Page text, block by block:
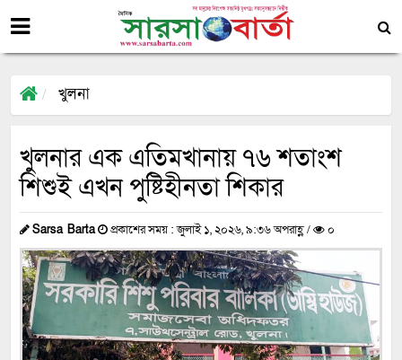
খুলনা
খুলনার এক এতিমখানায় ৭৬ শতাংশ
শিশুই এখন পুষ্টিহীনতা শিকার
Sarsa Barta প্রকাশের সময় : জুলাই ১, ২০২৬, ৯:৩৬ অপরাহ্ণ / ০